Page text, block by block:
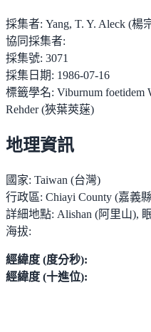
採集者: Yang, T. Y. Aleck (楊
協同採集者:
採集號: 3071
採集日期: 1986-07-16
標籤學名: Viburnum foetidem
Rehder (狹葉莢蒾)
地理資訊
國家: Taiwan (台灣)
行政區: Chiayi County (嘉義
詳細地點: Alishan (阿里山),
海拔:
經緯度 (度分秒):
經緯度 (十進位):